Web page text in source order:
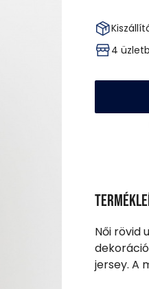
4
Női rövid
jersey. A